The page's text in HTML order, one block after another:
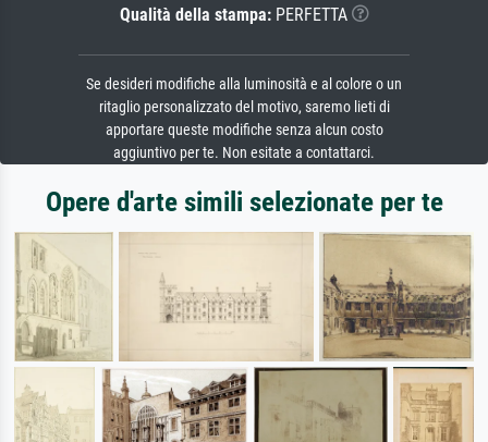
Qualità della stampa:PERFETTA
Se desideri modifiche alla luminosità e al colore o un
ritaglio personalizzato del motivo, saremo lieti di
apportare queste modifiche senza alcun costo
aggiuntivo per te. Non esitate a contattarci.
Opere d'arte simili selezionate per te